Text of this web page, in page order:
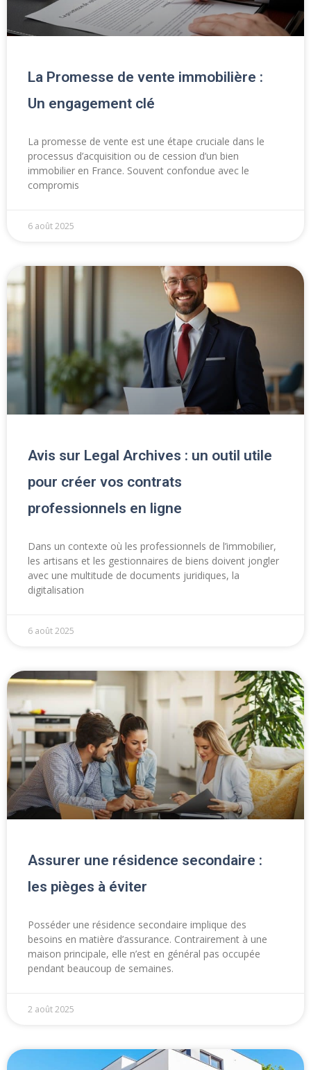
La Promesse de vente immobilière :
Un engagement clé
La promesse de vente est une étape cruciale dans le
processus d’acquisition ou de cession d’un bien
immobilier en France. Souvent confondue avec le
compromis
6 août 2025
Avis sur Legal Archives : un outil utile
pour créer vos contrats
professionnels en ligne
Dans un contexte où les professionnels de l’immobilier,
les artisans et les gestionnaires de biens doivent jongler
avec une multitude de documents juridiques, la
digitalisation
6 août 2025
Assurer une résidence secondaire :
les pièges à éviter
Posséder une résidence secondaire implique des
besoins en matière d’assurance. Contrairement à une
maison principale, elle n’est en général pas occupée
pendant beaucoup de semaines.
2 août 2025